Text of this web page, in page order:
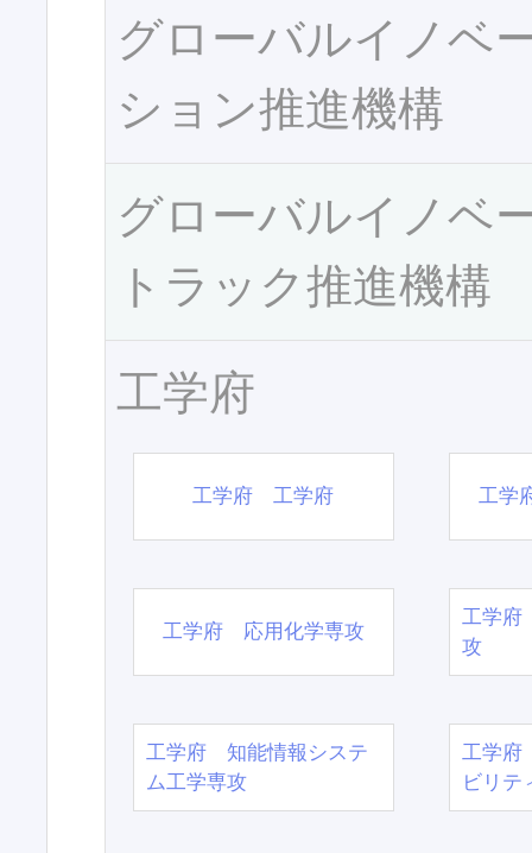
グローバルイノベ
ション推進機構
グローバルイノベ
トラック推進機構
工学府
工学府 工学府 工学
工学府 応用化学専攻
工学府
攻
工学府 知能情報システ
ム工学専攻
工学府
ビリテ